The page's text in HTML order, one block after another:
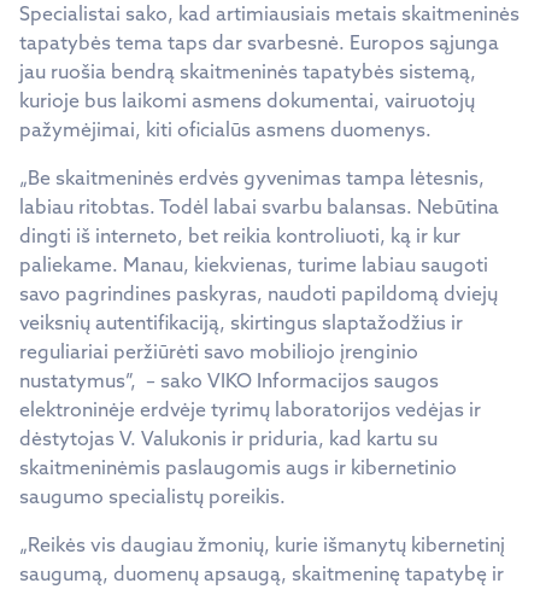
Specialistai sako, kad artimiausiais metais skaitmeninės
tapatybės tema taps dar svarbesnė. Europos sąjunga
jau ruošia bendrą skaitmeninės tapatybės sistemą,
kurioje bus laikomi asmens dokumentai, vairuotojų
pažymėjimai, kiti oficialūs asmens duomenys.
„Be skaitmeninės erdvės gyvenimas tampa lėtesnis,
labiau ritobtas. Todėl labai svarbu balansas. Nebūtina
dingti iš interneto, bet reikia kontroliuoti, ką ir kur
paliekame. Manau, kiekvienas, turime labiau saugoti
savo pagrindines paskyras, naudoti papildomą dviejų
veiksnių autentifikaciją, skirtingus slaptažodžius ir
reguliariai peržiūrėti savo mobiliojo įrenginio
nustatymus”, – sako VIKO Informacijos saugos
elektroninėje erdvėje tyrimų laboratorijos vedėjas ir
dėstytojas V. Valukonis ir priduria, kad kartu su
skaitmeninėmis paslaugomis augs ir kibernetinio
saugumo specialistų poreikis.
„Reikės vis daugiau žmonių, kurie išmanytų kibernetinį
saugumą, duomenų apsaugą, skaitmeninę tapatybę ir